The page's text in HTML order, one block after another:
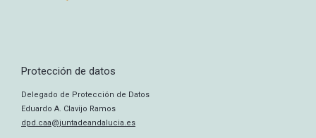
Protección de datos
Delegado de Protección de Datos
Eduardo A. Clavijo Ramos
dpd.caa@juntadeandalucia.es